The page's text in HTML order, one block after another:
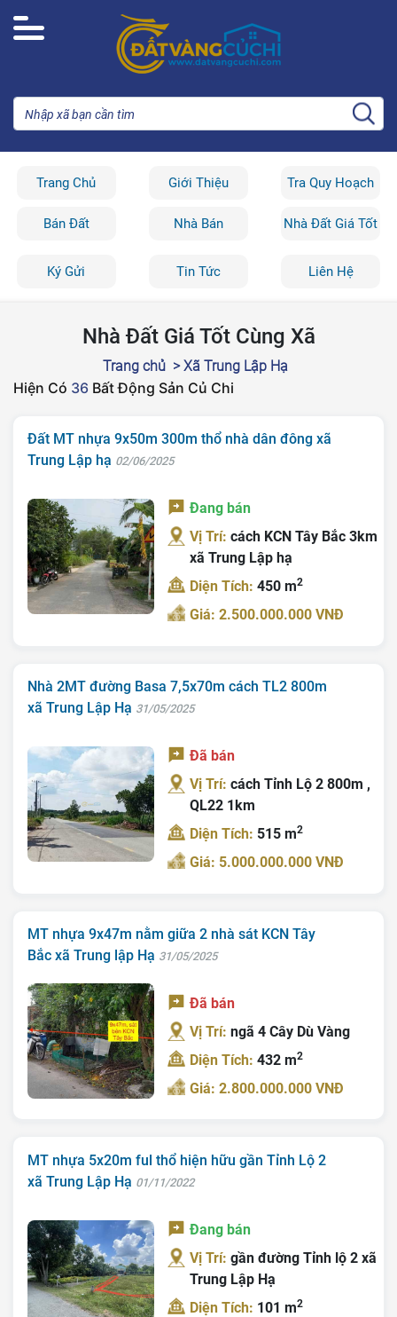
Trang Chủ Giới Thiệu Tra Quy Hoạch
Bán Đất Nhà Bán Nhà Đất Giá Tốt
Ký Gửi Tin Tức Liên Hệ
Nhà Đất Giá Tốt Cùng Xã
Trang chủ > Xã Trung Lập Hạ
Hiện Có 36 Bất Động Sản Củ Chi
Đất MT nhựa 9x50m 300m thổ nhà dân đông xã
Trung Lập hạ 02/06/2025
Đang bán
Vị Trí:cách KCN Tây Bắc 3km
xã Trung Lập hạ
Diện Tích:450 m2
Giá: 2.500.000.000 VNĐ
Nhà 2MT đường Basa 7,5x70m cách TL2 800m
xã Trung Lập Hạ 31/05/2025
Đã bán
Vị Trí:cách Tỉnh Lộ 2 800m ,
QL22 1km
Diện Tích: 515 m2
Giá: 5.000.000.000 VNĐ
MT nhựa 9x47m nằm giữa 2 nhà sát KCN Tây
Bắc xã Trung lập Hạ 31/05/2025
Đã bán
Vị Trí:ngã 4 Cây Dù Vàng
Diện Tích:432 m2
Giá: 2.800.000.000 VNĐ
MT nhựa 5x20m ful thổ hiện hữu gần Tỉnh Lộ 2
xã Trung Lập Hạ 01/11/2022
Đang bán
Vị Trí:gần đường Tỉnh lộ 2 xã
Trung Lập Hạ
Diện Tích: 101 m2